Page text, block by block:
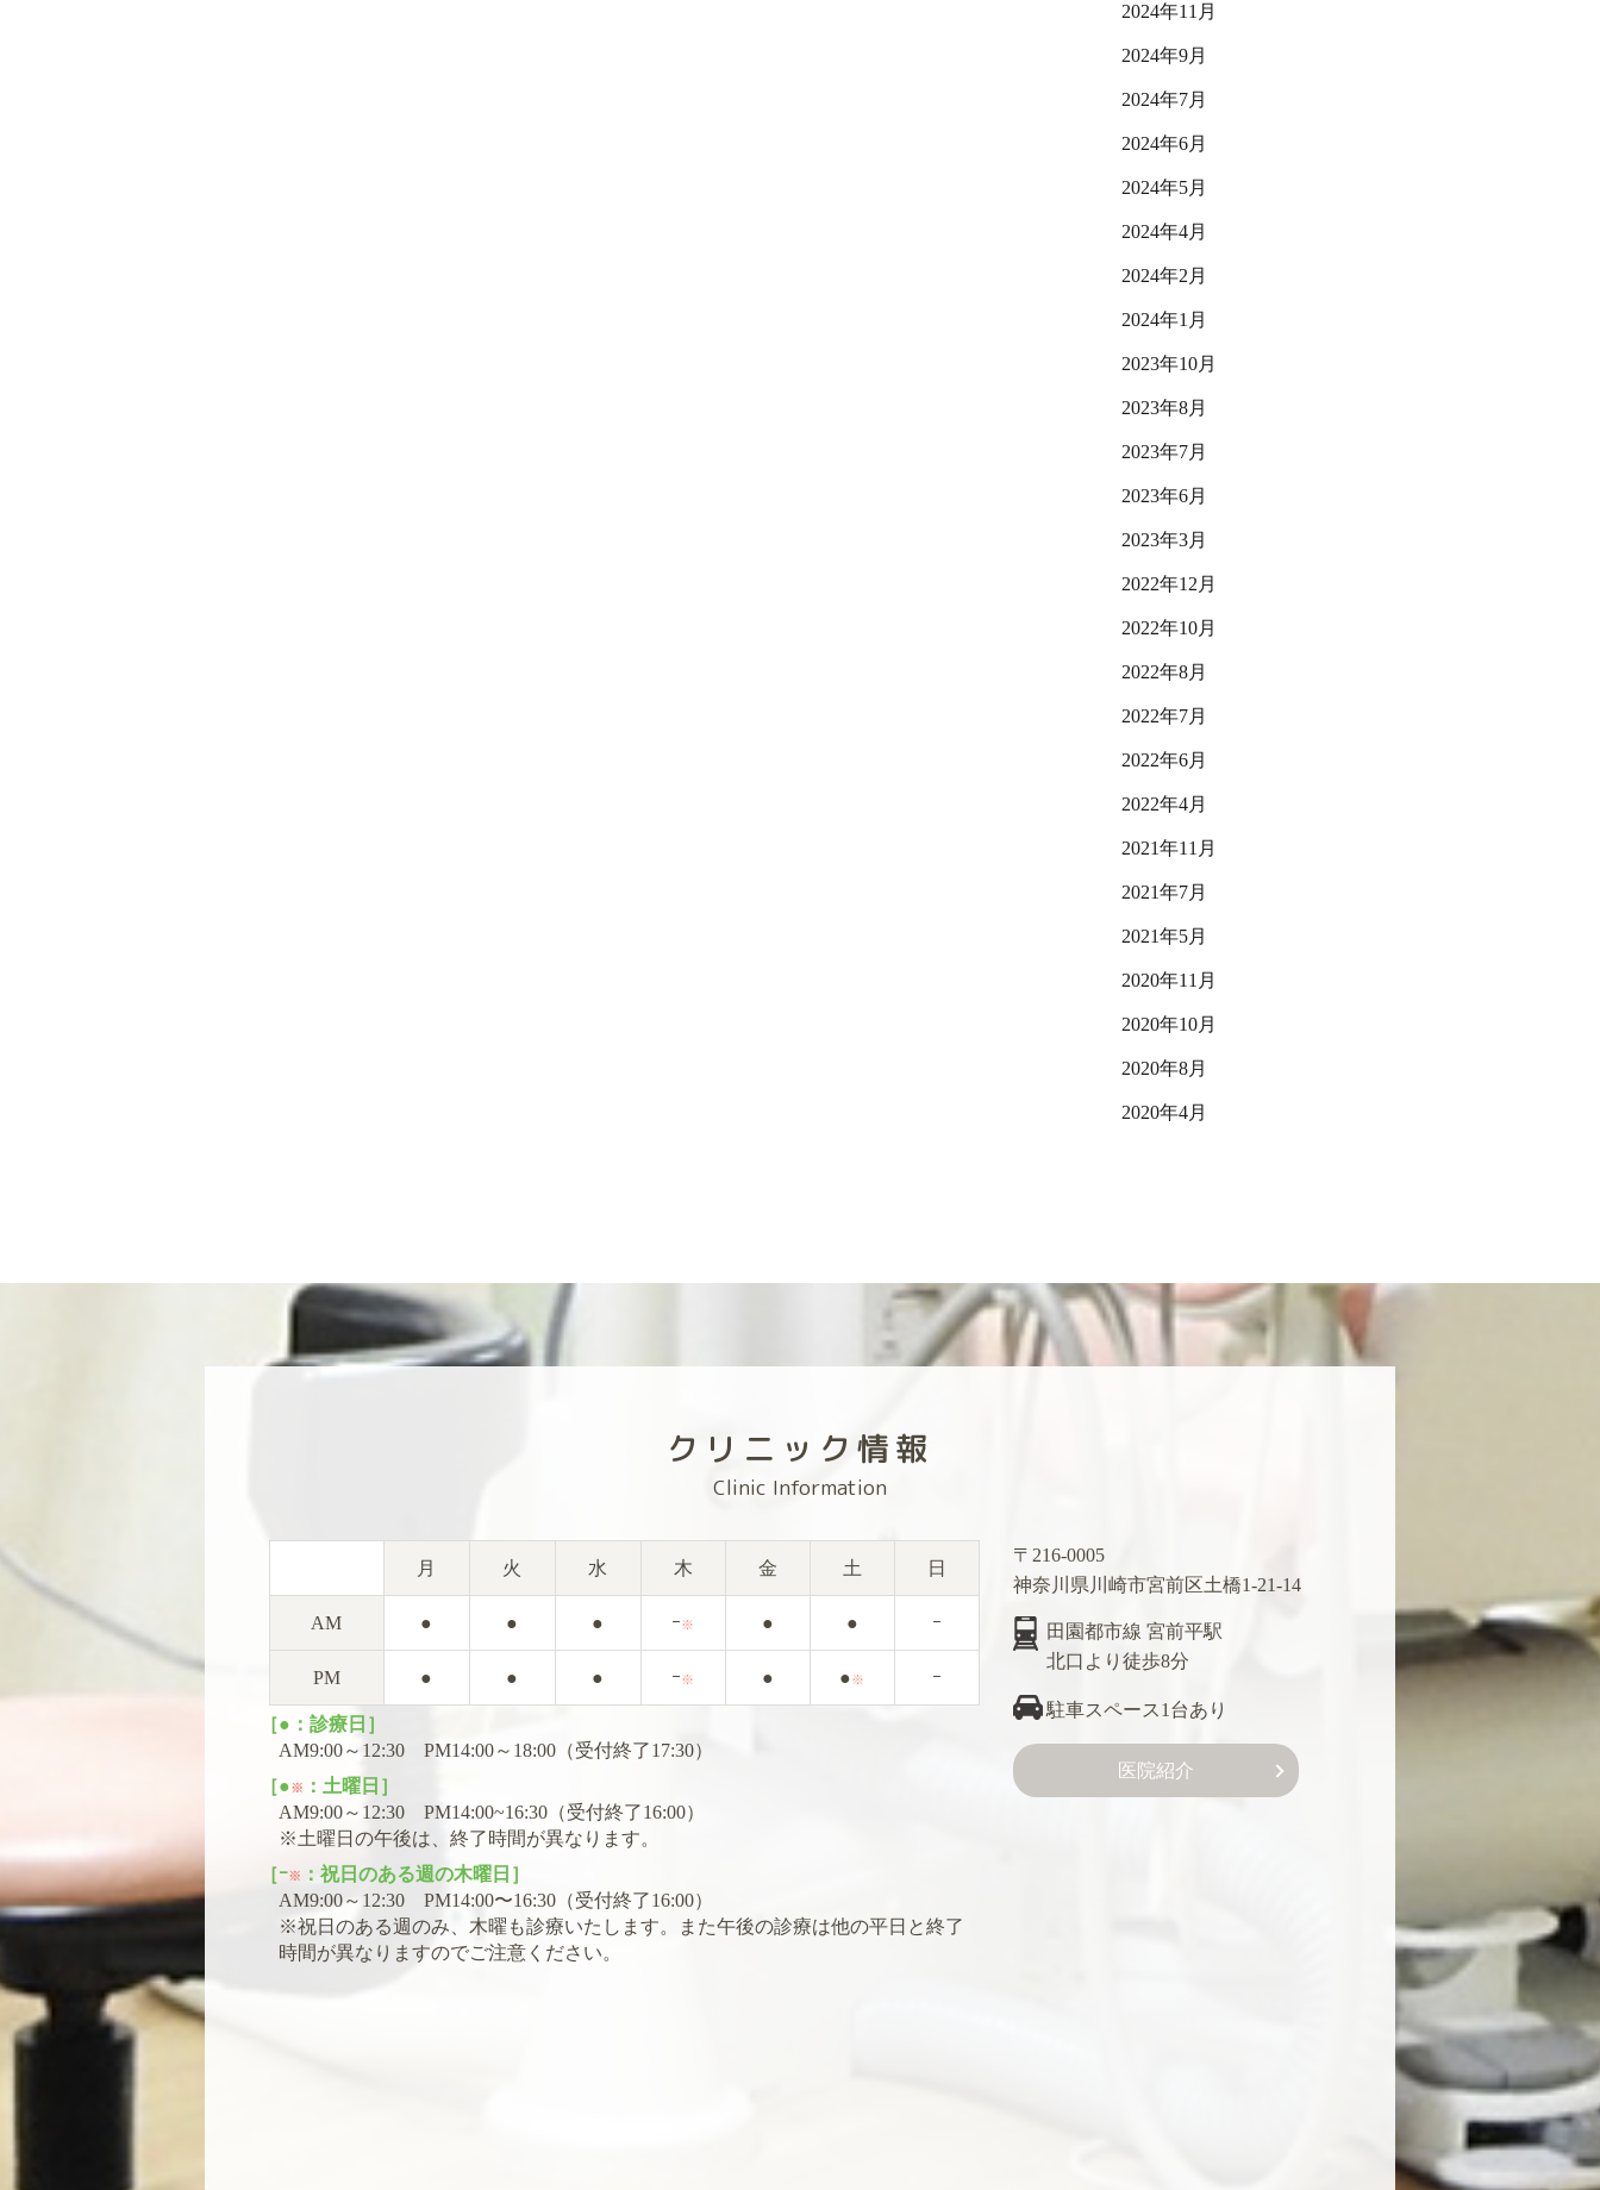
2024年11月
2024年9月
2024年7月
2024年6月
2024年5月
2024年4月
2024年2月
2024年1月
2023年10月
2023年8月
2023年7月
2023年6月
2023年3月
2022年12月
2022年10月
2022年8月
2022年7月
2022年6月
2022年4月
2021年11月
2021年7月
2021年5月
2020年11月
2020年10月
2020年8月
2020年4月
クリニック情報
Clinic Information
月 火 水 木 金 土 日
AM ● ● ● ｰ※ ● ● ｰ
PM ● ● ● ｰ※ ● ●※ ｰ
［●：診療日］
AM9:00～12:30 PM14:00～18:00（受付終了17:30）
［●※
：土曜日］
AM9:00～12:30 PM14:00~16:30（受付終了16:00）
※土曜日の午後は、終了時間が異なります。
［ｰ※
：祝日のある週の木曜日］
AM9:00～12:30 PM14:00〜16:30（受付終了16:00）
※祝日のある週のみ、木曜も診療いたします。また午後の診療は他の平日と終了
時間が異なりますのでご注意ください。
〒216-0005
神奈川県川崎市宮前区土橋1-21-14
田園都市線 宮前平駅
北口より徒歩8分
駐車スペース1台あり
医院紹介